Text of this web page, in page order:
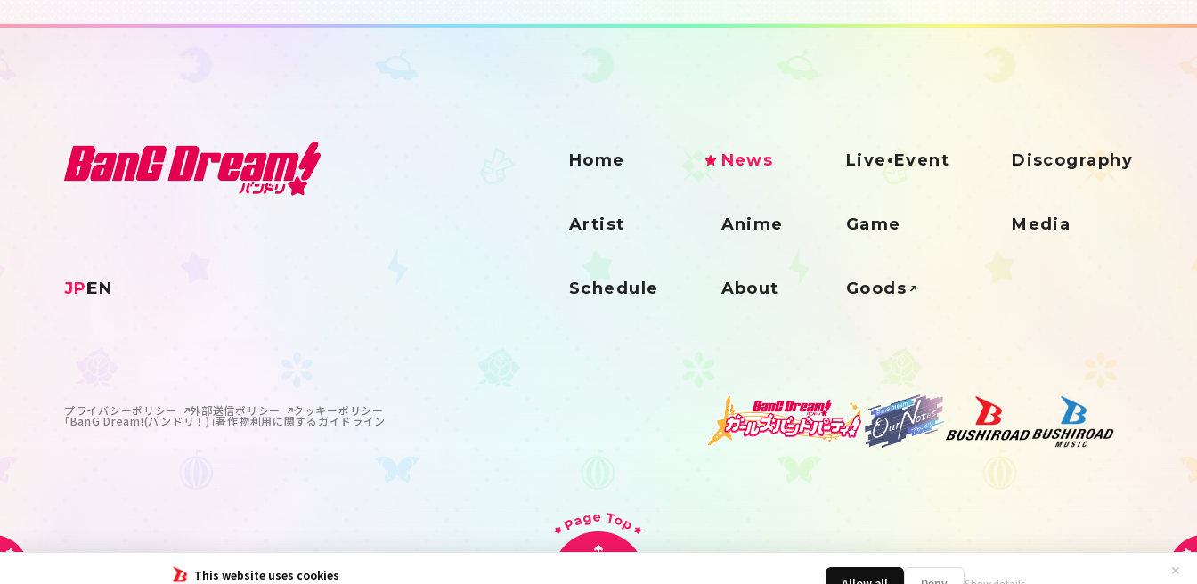
This website uses cookies ✕
Home News Live•Event Discography
Artist Anime Game Media
Schedule About Goods
JPEN
プライバシーポリシー 外部送信ポリシー クッキーポリシー
｢BanG Dream!(バンドリ！)｣著作物利用に関するガイドライン